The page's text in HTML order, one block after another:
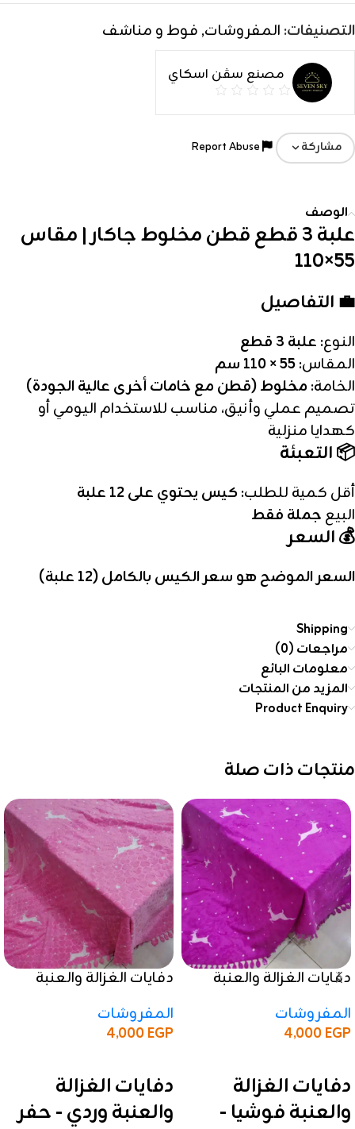
التصنيفات: المفروشات, فوط و مناشف
مصنع سڤن اسكاي
مشاركة
الوصف
علبة 3 قطع قطن مخلوط جاكار | مقاس
55×110
💼 التفاصيل
النوع: علبة 3 قطع
المقاس:55 × 110 سم
الخامة: مخلوط (قطن مع خامات أخرى عالية الجودة)
تصميم عملي وأنيق، مناسب للاستخدام اليومي أو
كهدايا منزلية
📦 التعبئة
أقل كمية للطلب:كيس يحتوي على 12 علبة
البيع جملة فقط
💰 السعر
السعر الموضح هو سعر الكيس بالكامل (12 علبة)
Shipping
مراجعات (0)
معلومات البائع
المزيد من المنتجات
Product Enquiry
منتجات ذات صلة
دفايات الغزالة والعنبة
عالية
المفروشات
4,000EGP
دفايات الغزالة
والعنبة فوشيا -
دفايات الغزالة والعنبة
عالية
المفروشات
4,000EGP
دفايات الغزالة
والعنبة وردي - حفر